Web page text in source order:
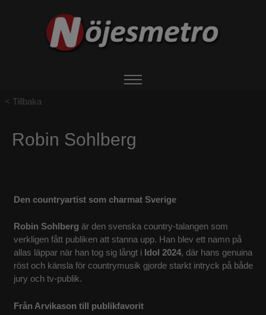
OM NÖJESMETRO
UTHYRNING
KONTAKT
Tillbaka
Robin Sohlberg
Den countryartist som charmat Sverige
Robin Sohlberg är den svenska country‑talangen som
verkligen fått publiken att stanna upp. Han blev ett namn på
allas läppar när han tog sig långt i Idol 2024, där hans genuina
röst och känsla för countrymusik gjorde starkt intryck på både
jury och tv‑publik.
Från Arvikason till publikfavorit